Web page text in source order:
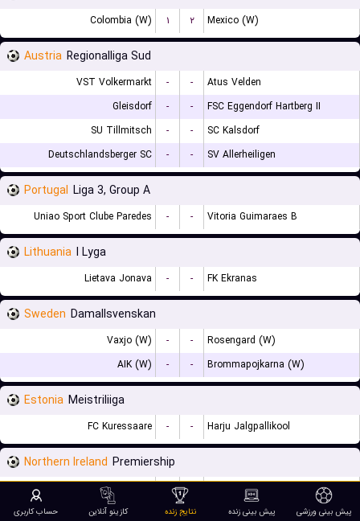
Colombia (W) ۱ ۲ Mexico (W)
Austria Regionalliga Sud
VST Volkermarkt - -
Atus Velden
Gleisdorf
- -
FSC Eggendorf Hartberg II
SU Tillmitsch
- -
SC Kalsdorf
Deutschlandsberger SC
- - SV Allerheiligen
Portugal Liga 3, Group A
Uniao Sport Clube Paredes - - Vitoria Guimaraes B
Lithuania I Lyga
Lietava Jonava - - FK Ekranas
Sweden Damallsvenskan
Vaxjo (W) - -
Rosengard (W)
AIK (W)
- - Brommapojkarna (W)
Estonia Meistriliiga
FC Kuressaare - - Harju Jalgpallikool
Northern Ireland Premiership
Cliftonville FC Crusaders FC
پیش بینی ورزشی پیش بینی زنده نتایج زنده کازینو آنلاین حساب کاربری